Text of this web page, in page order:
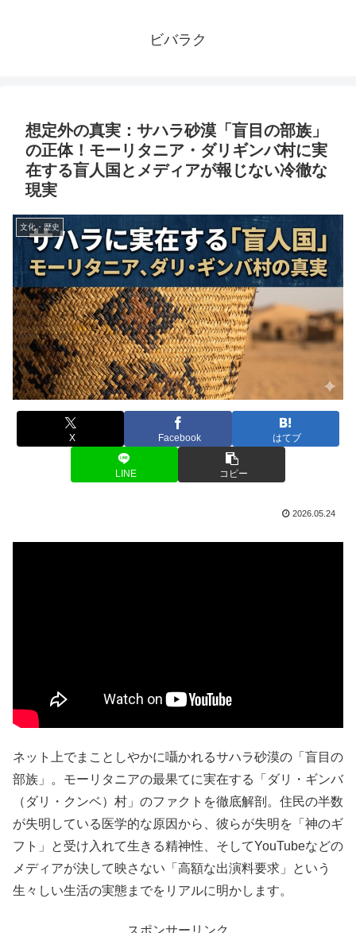
ビバラク
想定外の真実：サハラ砂漠「盲目の部族」
の正体！モーリタニア・ダリギンバ村に実
在する盲人国とメディアが報じない冷徹な
現実
文化・歴史
X Facebook はてブ
LINE コピー
2026.05.24
ネット上でまことしやかに囁かれるサハラ砂漠の「盲目の
部族」。モーリタニアの最果てに実在する「ダリ・ギンバ
（ダリ・クンベ）村」のファクトを徹底解剖。住民の半数
が失明している医学的な原因から、彼らが失明を「神のギ
フト」と受け入れて生きる精神性、そしてYouTubeなどの
メディアが決して映さない「高額な出演料要求」という
生々しい生活の実態までをリアルに明かします。
スポンサーリンク